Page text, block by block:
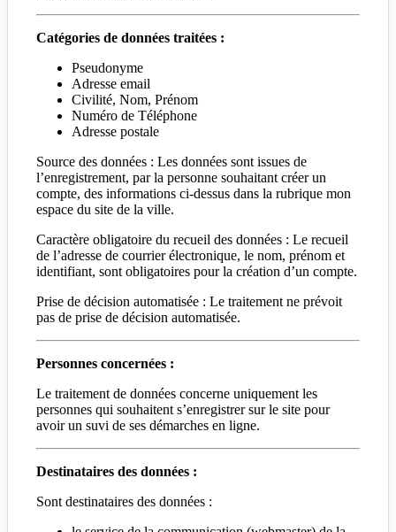
Catégories de données traitées :
Pseudonyme
Adresse email
Civilité, Nom, Prénom
Numéro de Téléphone
Adresse postale
Source des données : Les données sont issues de
l’enregistrement, par la personne souhaitant créer un
compte, des informations ci-dessus dans la rubrique mon
espace du site de la ville.
Caractère obligatoire du recueil des données : Le recueil
de l’adresse de courrier électronique, le nom, prénom et
identifiant, sont obligatoires pour la création d’un compte.
Prise de décision automatisée : Le traitement ne prévoit
pas de prise de décision automatisée.
Personnes concernées :
Le traitement de données concerne uniquement les
personnes qui souhaitent s’enregistrer sur le site pour
avoir un suvi de ses démarches en ligne.
Destinataires des données :
Sont destinataires des données :